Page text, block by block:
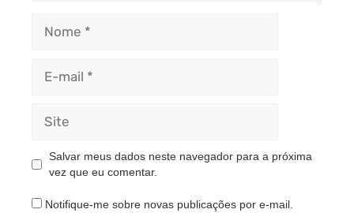
mail
Salvar meus dados neste navegador para a próxima
vez que eu comentar.
Notifique-me sobre novas publicações por e-mail.